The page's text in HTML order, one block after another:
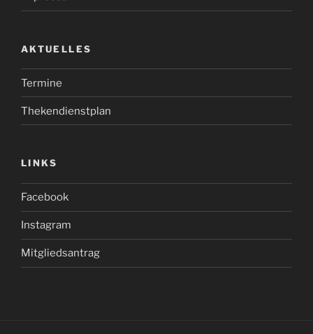
AKTUELLES
Termine
Thekendienstplan
LINKS
Facebook
Instagram
Mitgliedsantrag